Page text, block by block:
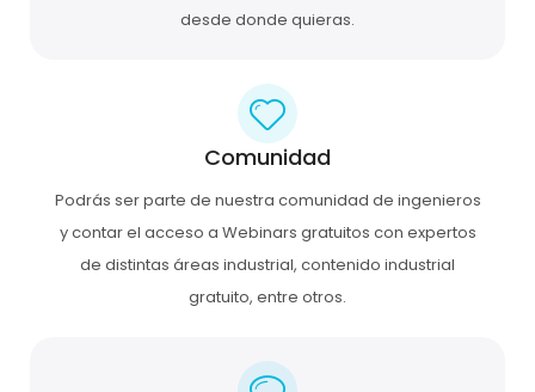
desde donde quieras.
Comunidad
Podrás ser parte de nuestra comunidad de ingenieros
y contar el acceso a Webinars gratuitos con expertos
de distintas áreas industrial, contenido industrial
gratuito, entre otros.